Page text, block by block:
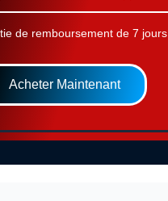
de remboursement de 7 jours
Acheter Maintenant